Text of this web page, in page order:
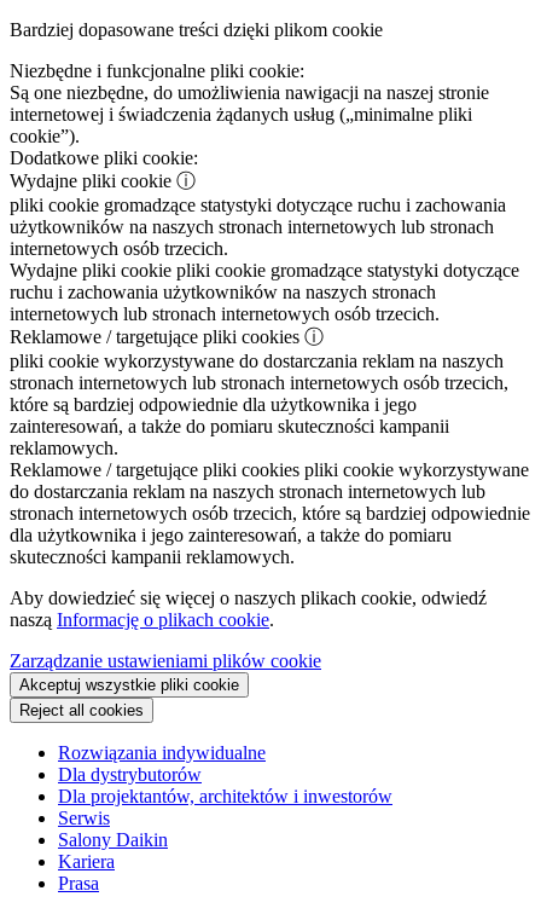
Bardziej dopasowane treści dzięki plikom cookie
Niezbędne i funkcjonalne pliki cookie:
Są one niezbędne, do umożliwienia nawigacji na naszej stronie
internetowej i świadczenia żądanych usług („minimalne pliki
cookie”).
Dodatkowe pliki cookie:
Wydajne pliki cookie ⓘ
pliki cookie gromadzące statystyki dotyczące ruchu i zachowania
użytkowników na naszych stronach internetowych lub stronach
internetowych osób trzecich.
Wydajne pliki cookie pliki cookie gromadzące statystyki dotyczące
ruchu i zachowania użytkowników na naszych stronach
internetowych lub stronach internetowych osób trzecich.
Reklamowe / targetujące pliki cookies ⓘ
pliki cookie wykorzystywane do dostarczania reklam na naszych
stronach internetowych lub stronach internetowych osób trzecich,
które są bardziej odpowiednie dla użytkownika i jego
zainteresowań, a także do pomiaru skuteczności kampanii
reklamowych.
Reklamowe / targetujące pliki cookies pliki cookie wykorzystywane
do dostarczania reklam na naszych stronach internetowych lub
stronach internetowych osób trzecich, które są bardziej odpowiednie
dla użytkownika i jego zainteresowań, a także do pomiaru
skuteczności kampanii reklamowych.
Aby dowiedzieć się więcej o naszych plikach cookie, odwiedź
naszą Informację o plikach cookie.
Zarządzanie ustawieniami plików cookie
Akceptuj wszystkie pliki cookie
Reject all cookies
Rozwiązania indywidualne
Dla dystrybutorów
Dla projektantów, architektów i inwestorów
Serwis
Salony Daikin
Kariera
Prasa